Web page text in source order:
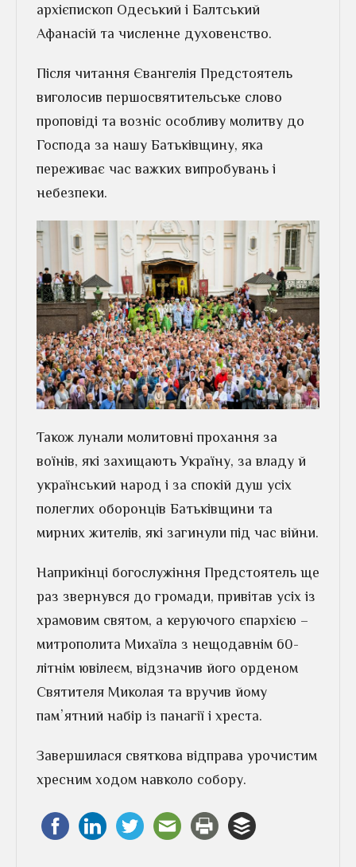
архієпископ Одеський і Балтський
Афанасій та численне духовенство.
Після читання Євангелія Предстоятель
виголосив першосвятительське слово
проповіді та возніс особливу молитву до
Господа за нашу Батьківщину, яка
переживає час важких випробувань і
небезпеки.
Також лунали молитовні прохання за
воїнів, які захищають Україну, за владу й
український народ і за спокій душ усіх
полеглих оборонців Батьківщини та
мирних жителів, які загинули під час війни.
Наприкінці богослужіння Предстоятель ще
раз звернувся до громади, привітав усіх із
храмовим святом, а керуючого єпархією –
митрополита Михаїла з нещодавнім 60-
літнім ювілеєм, відзначив його орденом
Святителя Миколая та вручив йому
памʼятний набір із панагії і хреста.
Завершилася святкова відправа урочистим
хресним ходом навколо собору.